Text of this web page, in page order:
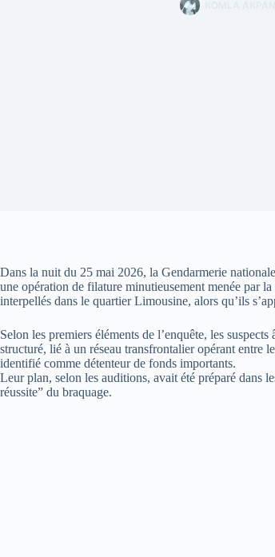
Dans la nuit du 25 mai 2026, la Gendarmerie
une opération de filature minutieusement menée par
interpellés dans le quartier Limousine, alors qu’ils
Selon les premiers éléments de l’enquête, les
structuré, lié à un réseau transfrontalier opérant entre
identifié comme détenteur de fonds importants.
Leur plan, selon les auditions, avait été préparé dans
réussite” du braquage.